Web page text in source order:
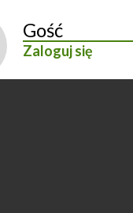
Gość
Zaloguj się